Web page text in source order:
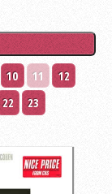
10 11
12
22
23